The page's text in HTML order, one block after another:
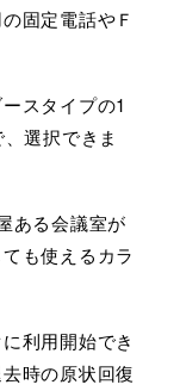
固定電話やＦ
スタイプの1
選択できま
ある会議室が
も使えるカラ
利用開始でき
時の原状回復